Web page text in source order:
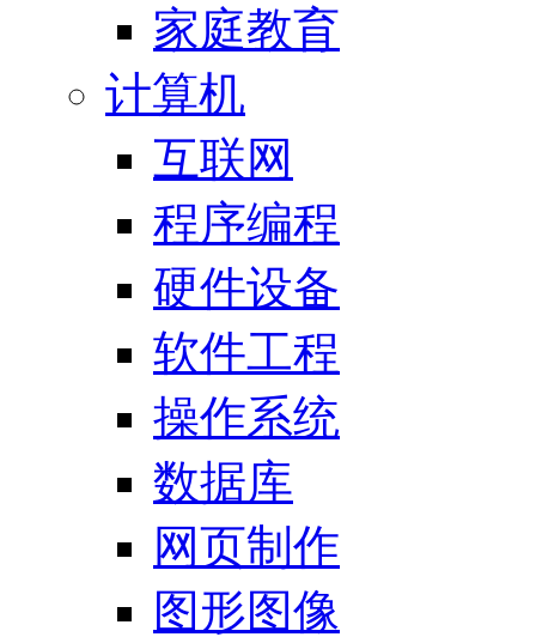
家庭教育
计算机
互联网
程序编程
硬件设备
软件工程
操作系统
数据库
网页制作
图形图像